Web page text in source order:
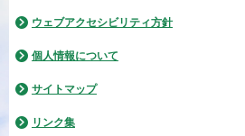
ウェブアクセシビリティ方針
個人情報について
サイトマップ
リンク集